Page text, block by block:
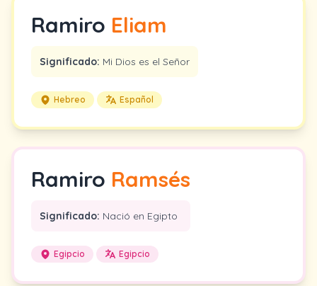
Ramiro Eliam
Significado: Mi Dios es el Señor
Hebreo Español
Ramiro Ramsés
Significado: Nació en Egipto
Egipcio Egipcio